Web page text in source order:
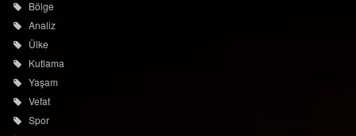
Vefat
Spor
Alaplı
Asayiş
Akçakoca
Zonguldak
Yığılca